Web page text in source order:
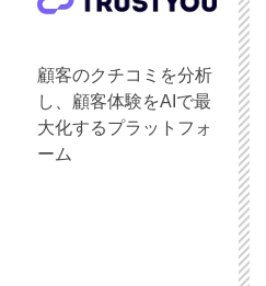
顧客のクチコミを分析
し、顧客体験をAIで最
大化するプラットフォ
ーム